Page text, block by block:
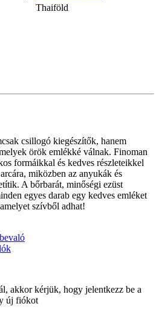
Thaiföld
csillogó kiegészítők, hanem
örök emlékké válnak. Finoman
formáikkal és kedves részleteikkel
miközben az anyukák és
A bőrbarát, minőségi ezüst
egyes darab egy kedves emléket
szívből adhat!
akkor kérjük, hogy jelentkezz be a
új fiókot